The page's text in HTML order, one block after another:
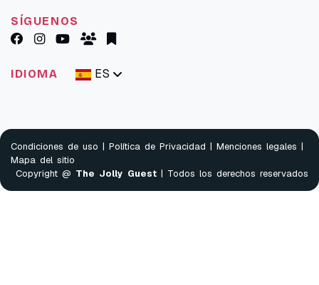
SÍGUENOS
IDIOMA ES
Condiciones de uso | Política de Privacidad | Menciones legales |
Mapa del sitio
Copyright @ The Jolly Guest | Todos los derechos reservados